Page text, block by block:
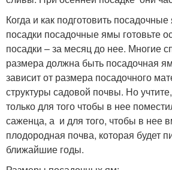
Когда и как подготовить
посадки посадочные ямы готовьте
посадки – за месяц до нее. Многие
размера должна быть посадочная
зависит от размера посадочного
структуры садовой почвы. Но
только для того чтобы в нее
саженца, а и для того, чтобы в нее
плодородная почва, которая будет
ближайшие годы.